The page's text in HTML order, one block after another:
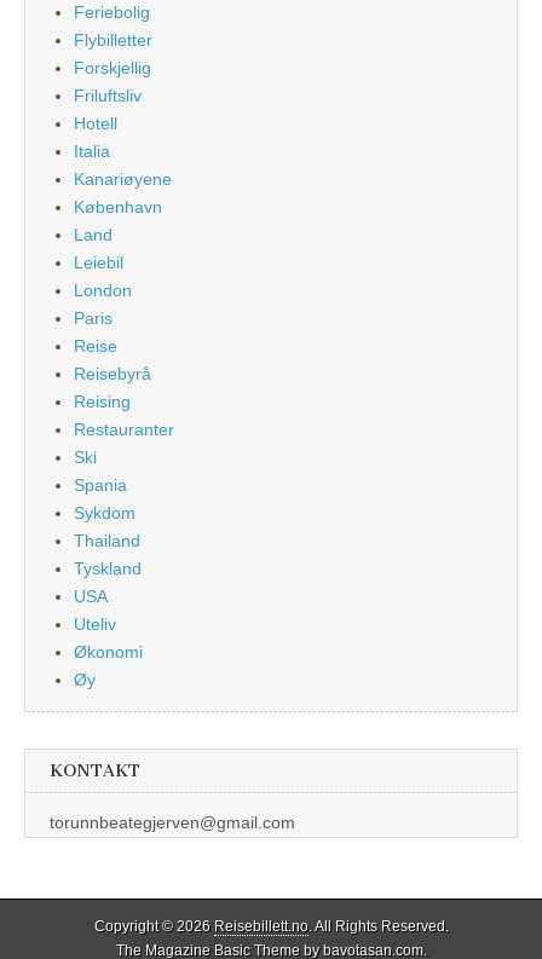
Feriebolig
Flybilletter
Forskjellig
Friluftsliv
Hotell
Italia
Kanariøyene
København
Land
Leiebil
London
Paris
Reise
Reisebyrå
Reising
Restauranter
Ski
Spania
Sykdom
Thailand
Tyskland
USA
Uteliv
Økonomi
Øy
KONTAKT
torunnbeategjerven@gmail.com
Copyright © 2026 Reisebillett.no. All Rights Reserved.
The Magazine Basic Theme bybavotasan.com.